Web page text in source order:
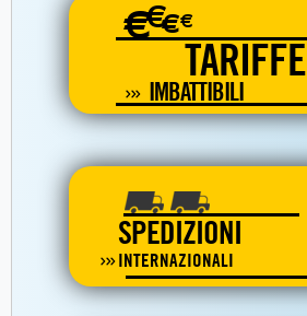
€€€€
TARIFFE
IMBATTIBILI
SPEDIZIONI
INTERNAZIONALI